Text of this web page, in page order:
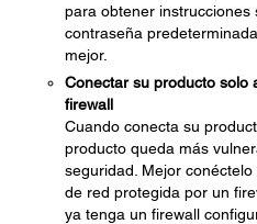
para obtener instrucciones
contraseña
mejor.
Conectar su producto solo
firewall
Cuando conecta su
producto queda más
seguridad. Mejor
de red protegida por un
ya tenga un firewall